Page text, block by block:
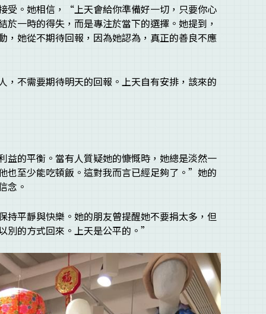
受。她相信，“上天會給你準備好一切，只要你心
一時的得失，而是專注於當下的選擇。她提到，
，她從不期待回報，因為她認為，真正的善良不應
不需要期待明天的回報。上天自有安排，該來的
益的平衡。當有人質疑她的慷慨時，她總是淡然一
也至少能吃頓飯。這對我而言已經足夠了。”她的
念。
持平靜與快樂。她的朋友曾提醒她不要捐太多，但
的方式回來。上天是公平的。”